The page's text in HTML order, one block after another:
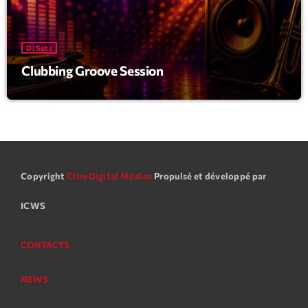
février 2021
mars 2020
Artists
Concerts
Events
Dj Sets
Clubbing Groove Session
Copyright Clim Digital Médias Propulsé et développé par
ICWS
CONTACTS
NEWS